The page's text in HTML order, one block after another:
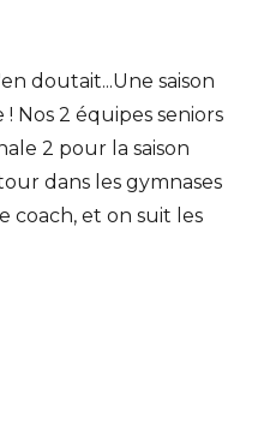
doutait...Une saison
Nos 2 équipes seniors
2 pour la saison
dans les gymnases
coach, et on suit les